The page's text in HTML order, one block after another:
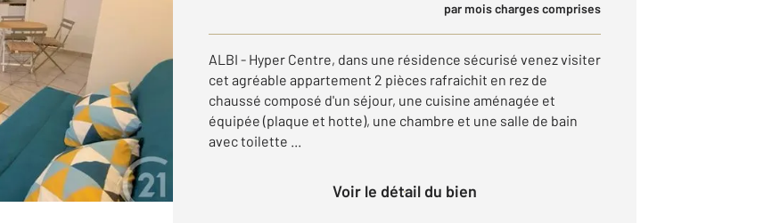
par mois charges comprises
ALBI - Hyper Centre, dans une résidence sécurisé venez visiter
cet agréable appartement 2 pièces rafraichit en rez de
chaussé composé d'un séjour, une cuisine aménagée et
équipée (plaque et hotte), une chambre et une salle de bain
avec toilette ...
Voir le détail du bien